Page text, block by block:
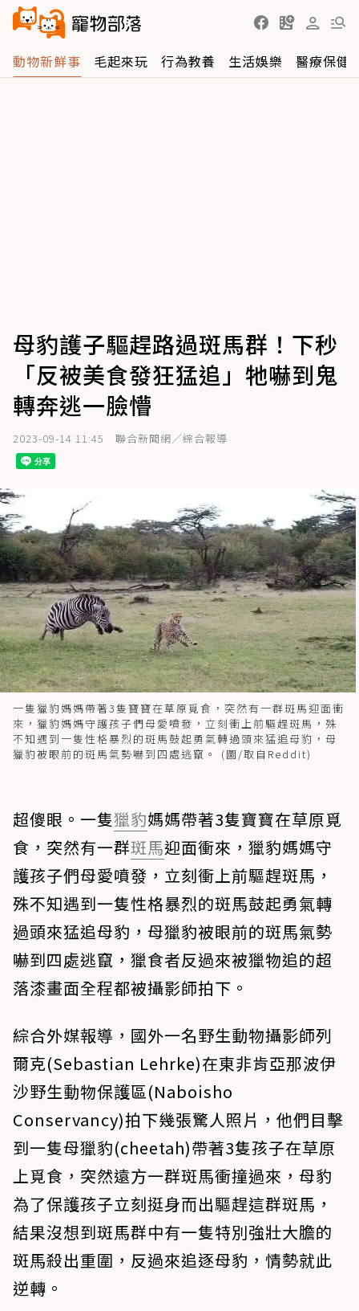
動物新鮮事 毛起來玩 行為教養 生活娛樂 醫療保健
母豹護子驅趕路過斑馬群！下秒
「反被美食發狂猛追」牠嚇到鬼
轉奔逃一臉懵
2023-09-14 11:45 聯合新聞網／綜合報導
一隻獵豹媽媽帶著3隻寶寶在草原覓食，突然有一群斑馬迎面衝
來，獵豹媽媽守護孩子們母愛噴發，立刻衝上前驅趕斑馬，殊
不知遇到一隻性格暴烈的斑馬鼓起勇氣轉過頭來猛追母豹，母
獵豹被眼前的斑馬氣勢嚇到四處逃竄。 (圖/取自Reddit)
超傻眼。一隻獵豹媽媽帶著3隻寶寶在草原覓
食，突然有一群斑馬迎面衝來，獵豹媽媽守
護孩子們母愛噴發，立刻衝上前驅趕斑馬，
殊不知遇到一隻性格暴烈的斑馬鼓起勇氣轉
過頭來猛追母豹，母獵豹被眼前的斑馬氣勢
嚇到四處逃竄，獵食者反過來被獵物追的超
落漆畫面全程都被攝影師拍下。
綜合外媒報導，國外一名野生動物攝影師列
爾克(Sebastian Lehrke)在東非肯亞那波伊
沙野生動物保護區(Naboisho
Conservancy)拍下幾張驚人照片，他們目擊
到一隻母獵豹(cheetah)帶著3隻孩子在草原
上覓食，突然遠方一群斑馬衝撞過來，母豹
為了保護孩子立刻挺身而出驅趕這群斑馬，
結果沒想到斑馬群中有一隻特別強壯大膽的
斑馬殺出重圍，反過來追逐母豹，情勢就此
逆轉。